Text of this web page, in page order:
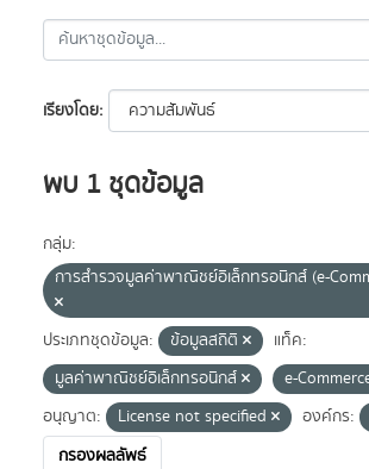
เรียงโดย
พบ 1 ชุดข้อมูล
กลุ่ม:
การสำรวจมูลค่าพาณิชย์อิเล็กทรอนิกส์ (e-
ประเภทชุดข้อมูล: ข้อมูลสถิติ
แท็ค:
มูลค่าพาณิชย์อิเล็กทรอนิกส์
e-
อนุญาต:
License not specified องค์กร:
กรองผลลัพธ์